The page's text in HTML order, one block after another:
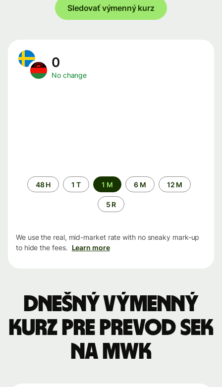
Sledovať výmenný kurz
0
No change
Time
period
48 H 1 T 1 M 6 M 12 M
5 R
We use the real, mid-market rate with no sneaky mark-up
to hide the fees. Learn more
Dnešný výmenný
kurz pre prevod SEK
na MWK